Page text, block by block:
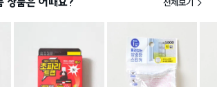
전체보기